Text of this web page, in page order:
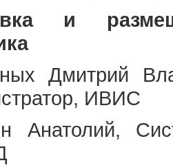
и
Дмитрий
ИВИС
Анатолий,